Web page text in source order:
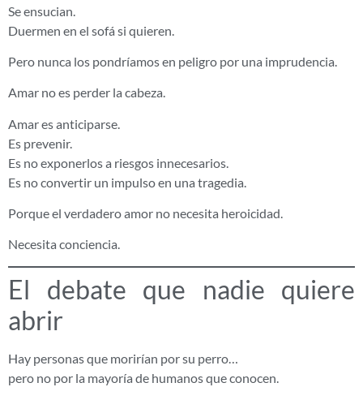
Se ensucian.
Duermen en el sofá si quieren.
Pero nunca los pondríamos en peligro por una imprudencia.
Amar no es perder la cabeza.
Amar es anticiparse.
Es prevenir.
Es no exponerlos a riesgos innecesarios.
Es no convertir un impulso en una tragedia.
Porque el verdadero amor no necesita heroicidad.
Necesita conciencia.
El debate que nadie quiere
abrir
Hay personas que morirían por su perro…
pero no por la mayoría de humanos que conocen.